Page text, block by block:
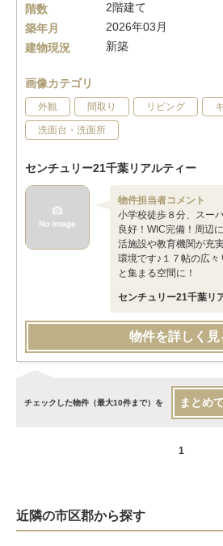
階数
2階建て
築年月
2026年03月
建物現況
新築
画像カテゴリ
外観 間取り リビング
洗面台・洗面所
センチュリー21千葉リアルティー
物件担当者コメント
小学校徒歩８分、スー
良好！WIC完備！周辺
活施設や教育機関が充
環境です♪１７帖の広
と集まる空間に！
センチュリー21千葉リ
物件を詳しく見
チェックした物件（最大10件まで）を まとめ
1
近隣の市区郡から探す